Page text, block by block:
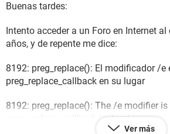
Buenas tardes:
Intento acceder a un Foro en Internet
años, y de repente me dice:
8192: preg_replace(): El modificador /
preg_replace_callback en su lugar
8192: preg_replace(): The /e modifier is
preg_replace_callback instead
Ver más